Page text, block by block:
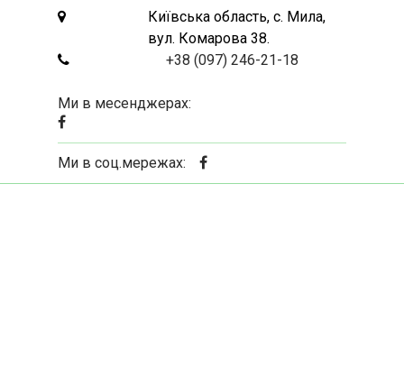
Київська область, с. Мила,
вул. Комарова 38.
+38 (097) 246-21-18
Ми в месенджерах:
Ми в соц.мережах: